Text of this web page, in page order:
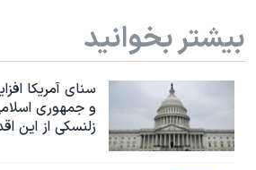
بیشتر بخوانید
سنای آمریکا
و جمهوری
زلنسکی از این